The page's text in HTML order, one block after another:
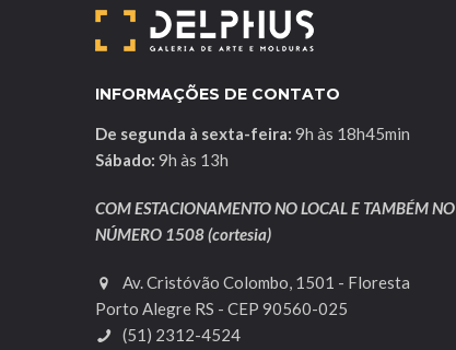
INFORMAÇÕES DE CONTATO
De segunda à sexta-feira: 9h às 18h45min
Sábado: 9h às 13h
COM ESTACIONAMENTO NO LOCAL E TAMBÉM NO
NÚMERO 1508 (cortesia)
Av. Cristóvão Colombo, 1501 - Floresta
Porto Alegre RS - CEP 90560-025
(51) 2312-4524